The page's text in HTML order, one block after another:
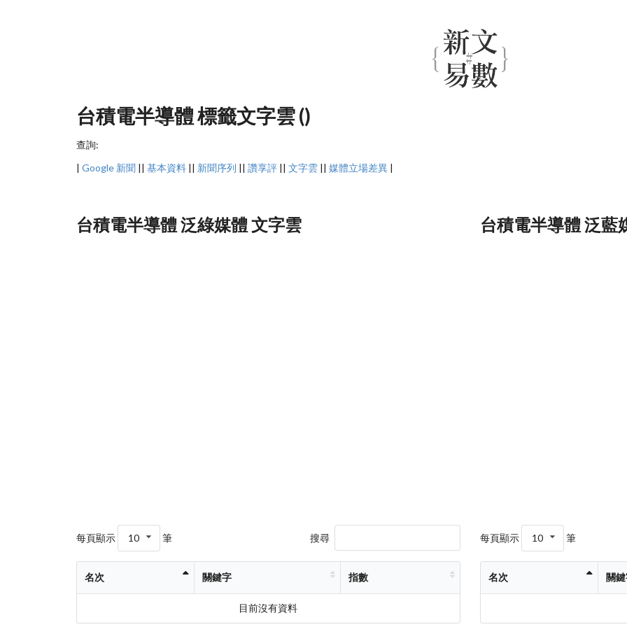
台積電半導體 標籤文字雲 ()
查詢:
| Google 新聞|| 基本資料|| 新聞序列 || 讚享評|| 文字雲|| 媒體立場差異|
台積電半導體 泛綠媒體 文字雲
每頁顯示 10 筆 搜尋
名次 關鍵字 指數
目前沒有資料
台積電半導體 泛藍
每頁顯示 10 筆
名次 關